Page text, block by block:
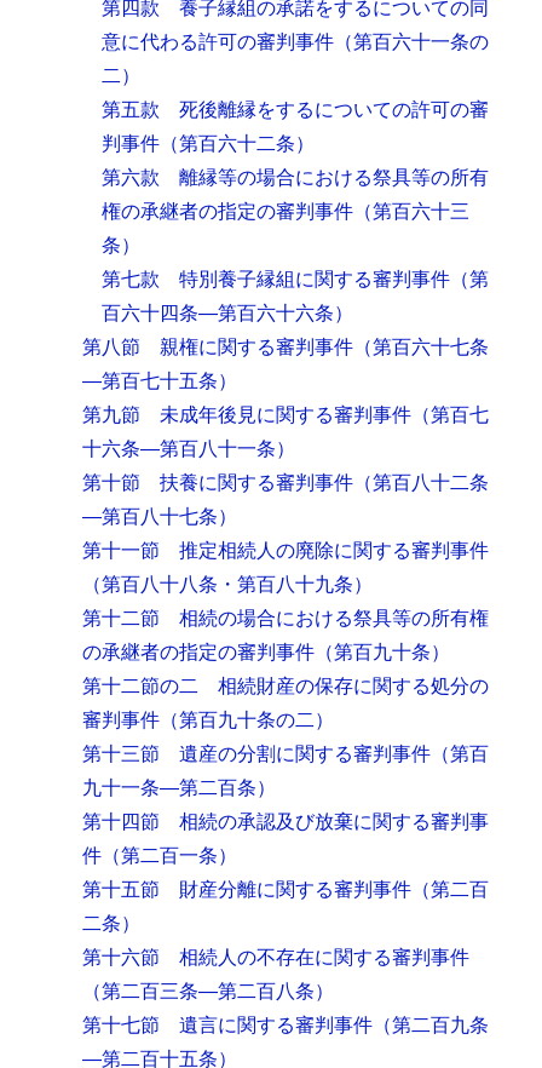
第四款 養子縁組の承諾をするについての同
意に代わる許可の審判事件 （第百六十一条の
二）
第五款 死後離縁をするについての許可の審
判事件 （第百六十二条）
第六款 離縁等の場合における祭具等の所有
権の承継者の指定の審判事件 （第百六十三
条）
第七款 特別養子縁組に関する審判事件 （第
百六十四条―第百六十六条）
第八節 親権に関する審判事件 （第百六十七条
―第百七十五条）
第九節 未成年後見に関する審判事件 （第百七
十六条―第百八十一条）
第十節 扶養に関する審判事件 （第百八十二条
―第百八十七条）
第十一節 推定相続人の廃除に関する審判事件
（第百八十八条・第百八十九条）
第十二節 相続の場合における祭具等の所有権
の承継者の指定の審判事件 （第百九十条）
第十二節の二 相続財産の保存に関する処分の
審判事件 （第百九十条の二）
第十三節 遺産の分割に関する審判事件 （第百
九十一条―第二百条）
第十四節 相続の承認及び放棄に関する審判事
件 （第二百一条）
第十五節 財産分離に関する審判事件 （第二百
二条）
第十六節 相続人の不存在に関する審判事件
（第二百三条―第二百八条）
第十七節 遺言に関する審判事件 （第二百九条
―第二百十五条）